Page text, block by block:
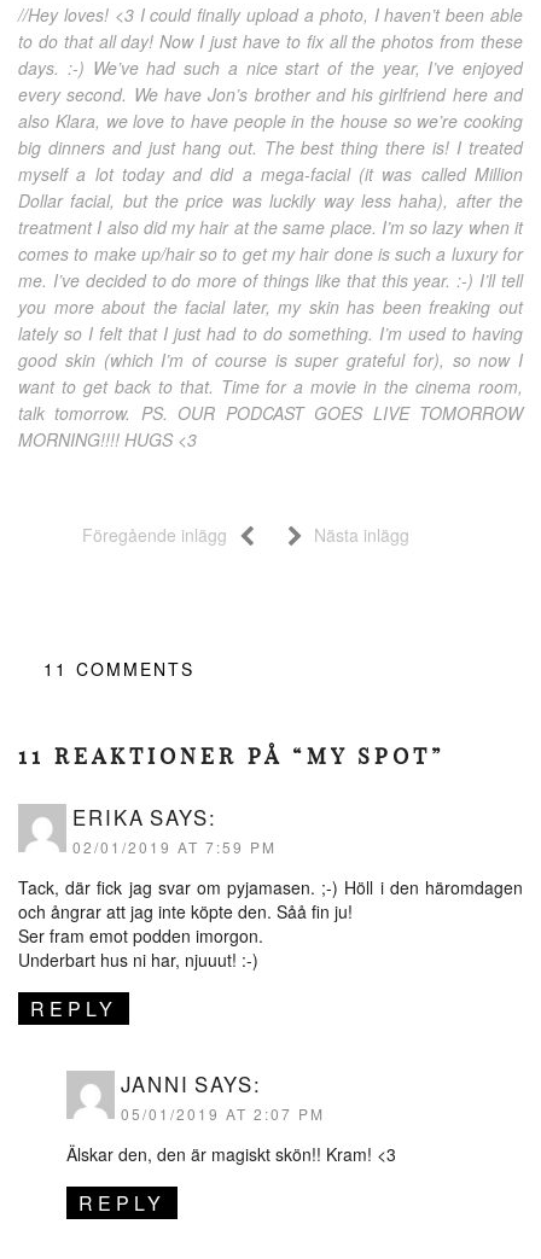
//Hey loves! <3 I could finally upload a photo, I haven’t been able
to do that all day! Now I just have to fix all the photos from these
days. :-) We’ve had such a nice start of the year, I’ve enjoyed
every second. We have Jon’s brother and his girlfriend here and
also Klara, we love to have people in the house so we’re cooking
big dinners and just hang out. The best thing there is! I treated
myself a lot today and did a mega-facial (it was called Million
Dollar facial, but the price was luckily way less haha), after the
treatment I also did my hair at the same place. I’m so lazy when it
comes to make up/hair so to get my hair done is such a luxury for
me. I’ve decided to do more of things like that this year. :-) I’ll tell
you more about the facial later, my skin has been freaking out
lately so I felt that I just had to do something. I’m used to having
good skin (which I’m of course is super grateful for), so now I
want to get back to that. Time for a movie in the cinema room,
talk tomorrow. PS. OUR PODCAST GOES LIVE TOMORROW
MORNING!!!! HUGS <3
Föregående inlägg Nästa inlägg
11 COMMENTS
11 REAKTIONER PÅ “MY SPOT”
ERIKA SAYS:
02/01/2019 AT 7:59 PM
Tack, där fick jag svar om pyjamasen. ;-) Höll i den häromdagen
och ångrar att jag inte köpte den. Såå fin ju!
Ser fram emot podden imorgon.
Underbart hus ni har, njuuut! :-)
REPLY
JANNI SAYS:
05/01/2019 AT 2:07 PM
Älskar den, den är magiskt skön!! Kram! <3
REPLY